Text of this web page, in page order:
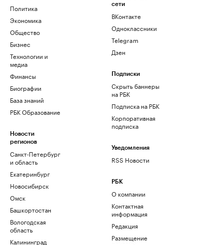
Политика
Экономика
Общество
Бизнес
Технологии и
медиа
Финансы
Биографии
База знаний
РБК Образование
Новости
регионов
Санкт-Петербург
и область
Екатеринбург
Новосибирск
Омск
Башкортостан
Вологодская
область
Калининград
сети
ВКонтакте
Одноклассники
Telegram
Дзен
Подписки
Скрыть баннеры
на РБК
Подписка на РБК
Корпоративная
подписка
Уведомления
RSS Новости
РБК
О компании
Контактная
информация
Редакция
Размещение